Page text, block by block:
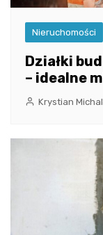
Nieruchomości
Działki
– idealne
Krystian